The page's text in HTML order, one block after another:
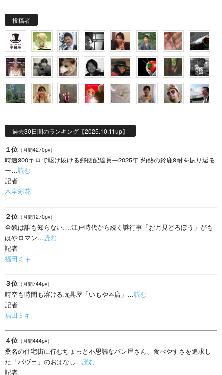
投稿者
過去30日間のランキング【2025.10.11up】
１位 （月間4270pv）
時速300キロで駆け抜ける郵便配達員ー2025年 灼熱の鈴鹿8耐を振り返る
ー…読む
記者
木全彩花
２位 （月間1270pv）
全貌は誰も知らない….江戸時代から続く謎行事「お月見どろぼう」がも
はやロマン…読む
記者
福田ミキ
３位 （月間744pv）
時空も時間も溶ける玩具屋「いもや本店」…読む
記者
福田ミキ
４位 （月間444pv）
桑名の住宅街に佇むちょっと不思議なパン屋さん、食べやすさを追求し
た「パヴェ」のおはなし…読む
記者